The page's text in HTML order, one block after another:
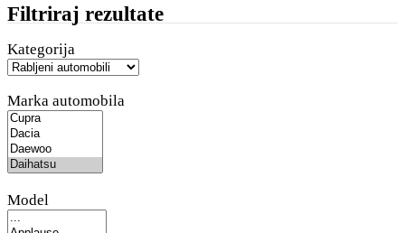
Filtriraj rezultate
Kategorija
Marka automobila
Model